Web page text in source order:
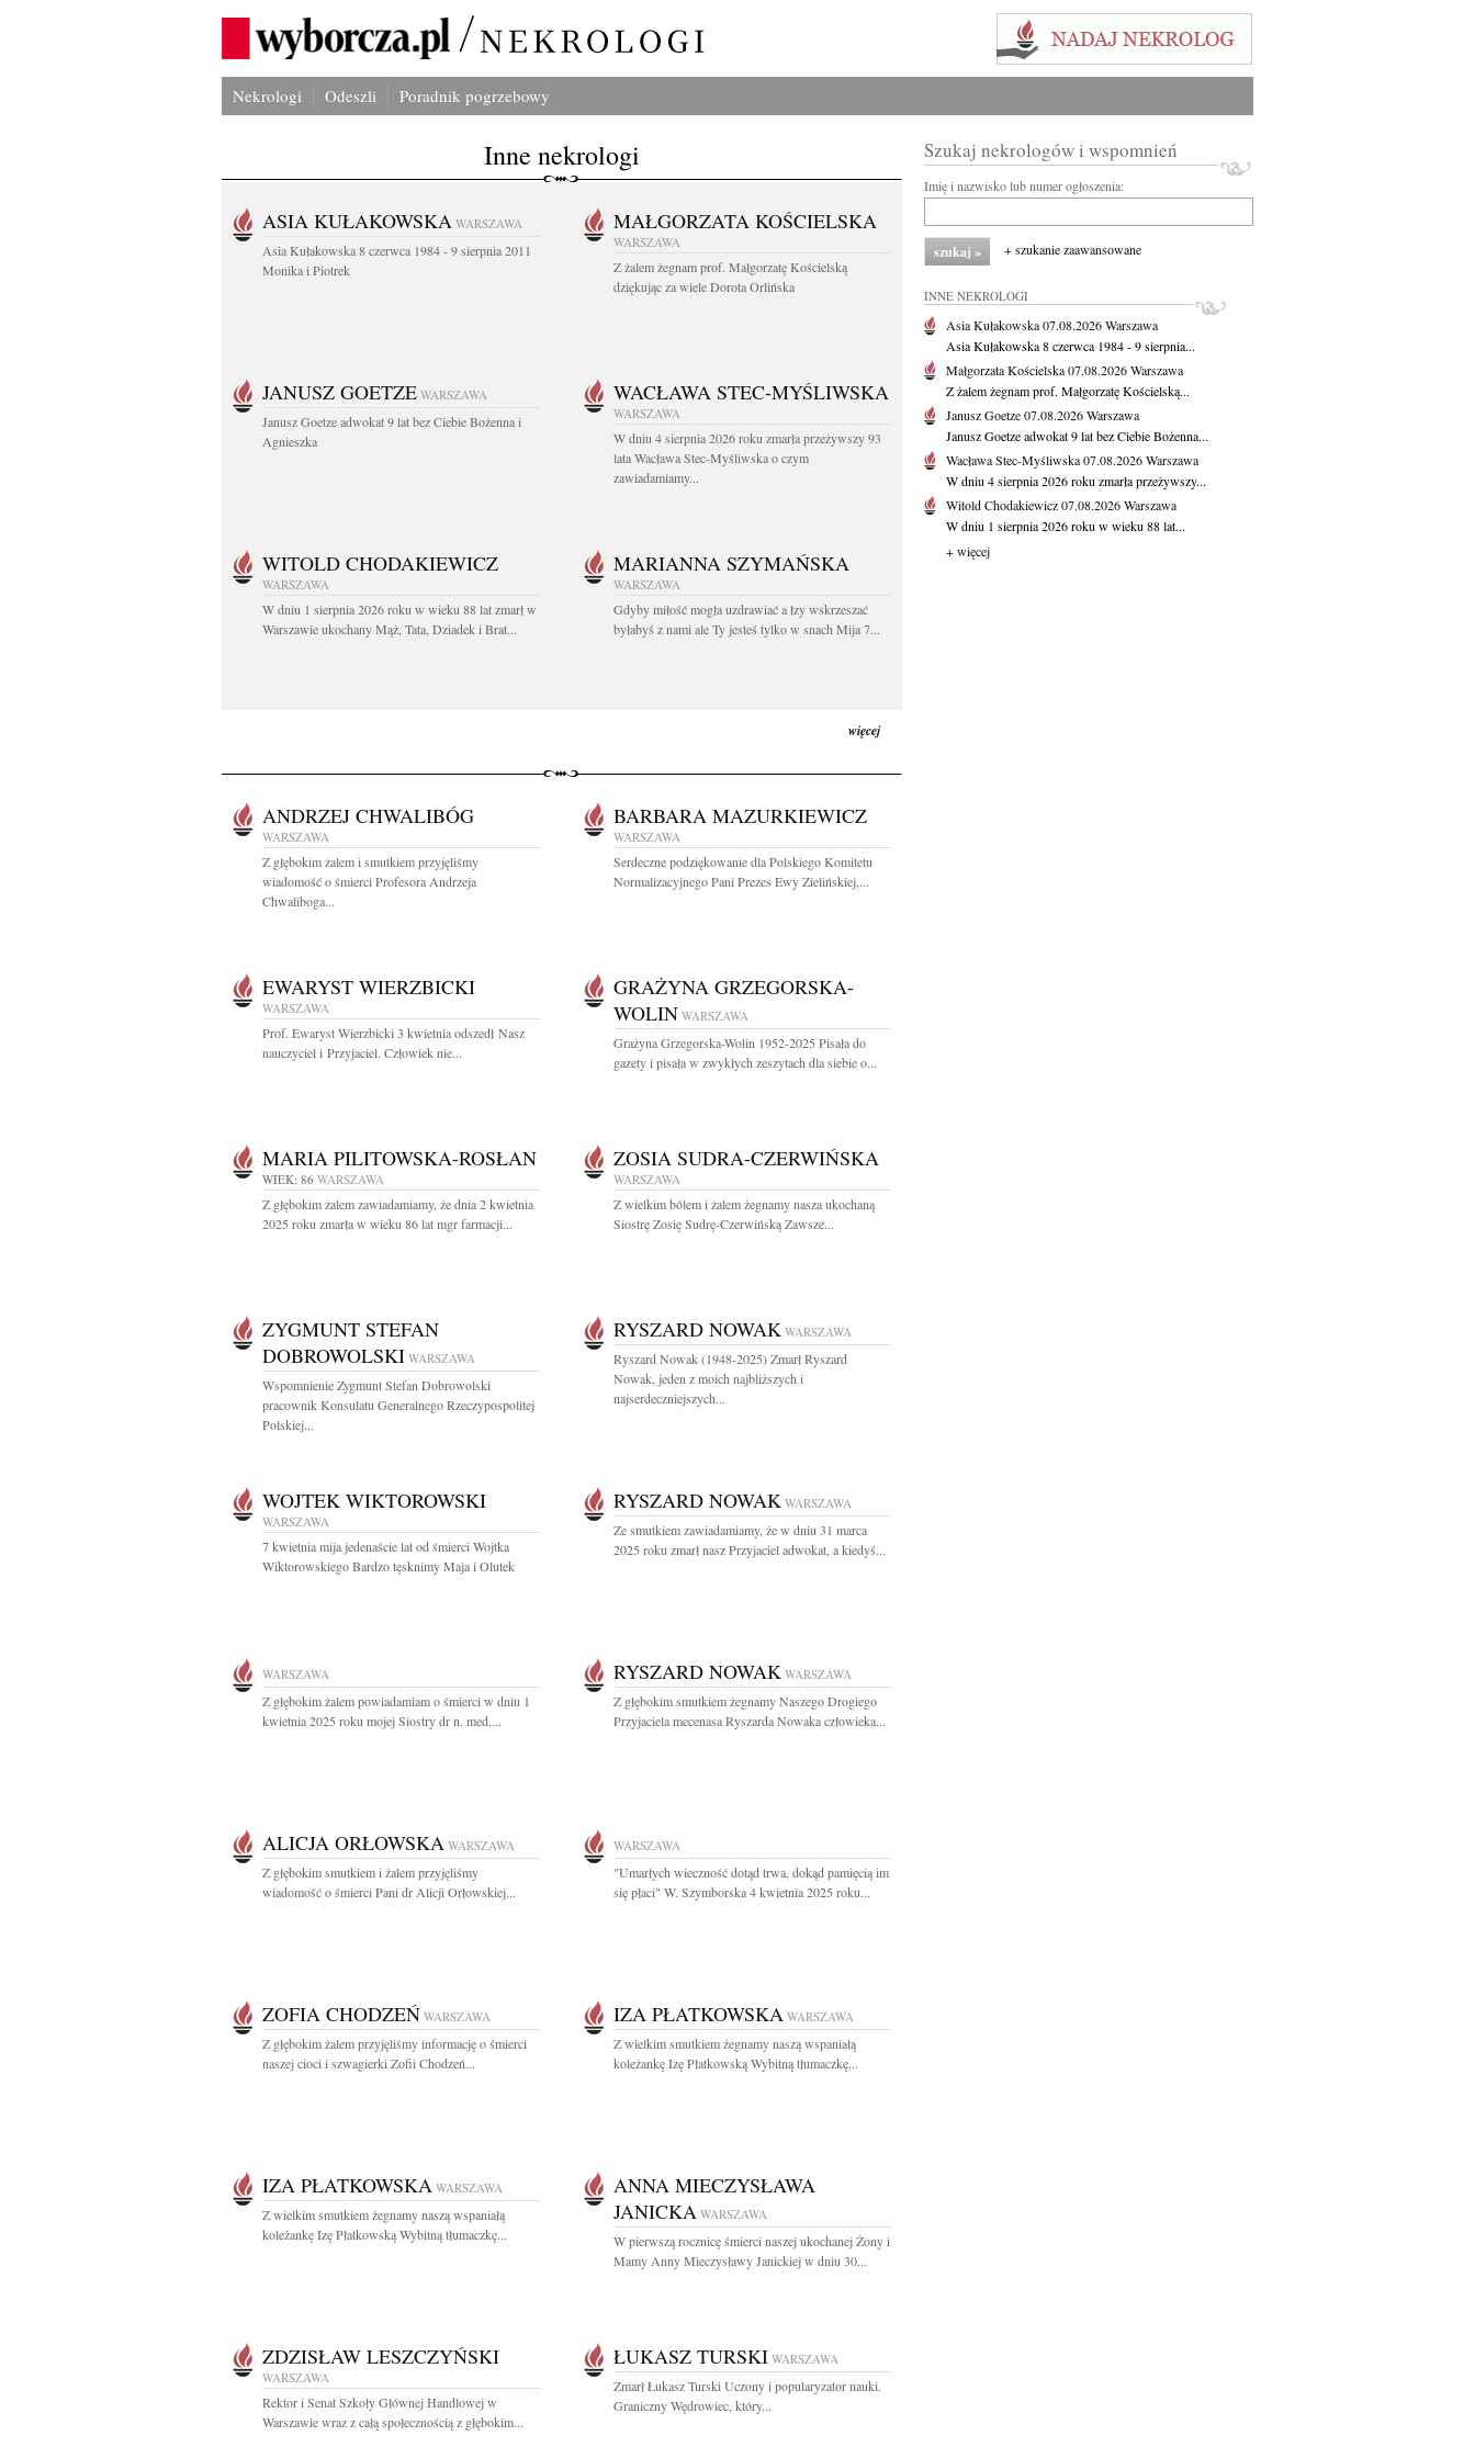
Nekrologi Odeszli Poradnik pogrzebowy
Inne nekrologi
ASIA KUŁAKOWSKA WARSZAWA
Asia Kułakowska 8 czerwca 1984 - 9 sierpnia 2011
Monika i Piotrek
MAŁGORZATA KOŚCIELSKA
WARSZAWA
Z żalem żegnam prof. Małgorzatę Kościelską
dziękując za wiele Dorota Orlińska
JANUSZ GOETZE WARSZAWA
Janusz Goetze adwokat 9 lat bez Ciebie Bożenna i
Agnieszka
WACŁAWA STEC-MYŚLIWSKA
WARSZAWA
W dniu 4 sierpnia 2026 roku zmarła przeżywszy 93
lata Wacława Stec-Myśliwska o czym
zawiadamiamy...
WITOLD CHODAKIEWICZ
WARSZAWA
W dniu 1 sierpnia 2026 roku w wieku 88 lat zmarł w
Warszawie ukochany Mąż, Tata, Dziadek i Brat...
MARIANNA SZYMAŃSKA
WARSZAWA
Gdyby miłość mogła uzdrawiać a łzy wskrzeszać
byłabyś z nami ale Ty jesteś tylko w snach Mija 7...
więcej
ANDRZEJ CHWALIBÓG
WARSZAWA
Z głębokim żalem i smutkiem przyjęliśmy
wiadomość o śmierci Profesora Andrzeja
Chwaliboga...
BARBARA MAZURKIEWICZ
WARSZAWA
Serdeczne podziękowanie dla Polskiego Komitetu
Normalizacyjnego Pani Prezes Ewy Zielińskiej,...
EWARYST WIERZBICKI
WARSZAWA
Prof. Ewaryst Wierzbicki 3 kwietnia odszedł Nasz
nauczyciel i Przyjaciel. Człowiek nie...
GRAŻYNA GRZEGORSKA-
WOLIN WARSZAWA
Grażyna Grzegorska-Wolin 1952-2025 Pisała do
gazety i pisała w zwykłych zeszytach dla siebie o...
MARIA PILITOWSKA-ROSŁAN
WIEK: 86 WARSZAWA
Z głębokim żalem zawiadamiamy, że dnia 2 kwietnia
2025 roku zmarła w wieku 86 lat mgr farmacji...
ZOSIA SUDRA-CZERWIŃSKA
WARSZAWA
Z wielkim bólem i żalem żegnamy nasza ukochaną
Siostrę Zosię Sudrę-Czerwińską Zawsze...
ZYGMUNT STEFAN
DOBROWOLSKI WARSZAWA
Wspomnienie Zygmunt Stefan Dobrowolski
pracownik Konsulatu Generalnego Rzeczypospolitej
Polskiej...
RYSZARD NOWAK WARSZAWA
Ryszard Nowak (1948-2025) Zmarł Ryszard
Nowak, jeden z moich najbliższych i
najserdeczniejszych...
WOJTEK WIKTOROWSKI
WARSZAWA
7 kwietnia mija jedenaście lat od śmierci Wojtka
Wiktorowskiego Bardzo tęsknimy Maja i Olutek
RYSZARD NOWAK WARSZAWA
Ze smutkiem zawiadamiamy, że w dniu 31 marca
2025 roku zmarł nasz Przyjaciel adwokat, a kiedyś...
WARSZAWA
Z głębokim żalem powiadamiam o śmierci w dniu 1
kwietnia 2025 roku mojej Siostry dr n. med....
RYSZARD NOWAK WARSZAWA
Z głębokim smutkiem żegnamy Naszego Drogiego
Przyjaciela mecenasa Ryszarda Nowaka człowieka...
ALICJA ORŁOWSKA WARSZAWA
Z głębokim smutkiem i żalem przyjęliśmy
wiadomość o śmierci Pani dr Alicji Orłowskiej...
WARSZAWA
"Umarłych wieczność dotąd trwa, dokąd pamięcią im
się płaci" W. Szymborska 4 kwietnia 2025 roku...
ZOFIA CHODZEŃ WARSZAWA
Z głębokim żalem przyjęliśmy informację o śmierci
naszej cioci i szwagierki Zofii Chodzeń...
IZA PŁATKOWSKA WARSZAWA
Z wielkim smutkiem żegnamy naszą wspaniałą
koleżankę Izę Płatkowską Wybitną tłumaczkę...
IZA PŁATKOWSKA WARSZAWA
Z wielkim smutkiem żegnamy naszą wspaniałą
koleżankę Izę Płatkowską Wybitną tłumaczkę...
ANNA MIECZYSŁAWA
JANICKA WARSZAWA
W pierwszą rocznicę śmierci naszej ukochanej Żony i
Mamy Anny Mieczysławy Janickiej w dniu 30...
ZDZISŁAW LESZCZYŃSKI
WARSZAWA
Rektor i Senat Szkoły Głównej Handlowej w
Warszawie wraz z całą społecznością z głębokim...
ŁUKASZ TURSKI WARSZAWA
Zmarł Łukasz Turski Uczony i popularyzator nauki.
Graniczny Wędrowiec, który...
Szukaj nekrologów i wspomnień
Imię i nazwisko lub numer ogłoszenia:
+ szukanie zaawansowane
INNE NEKROLOGI
Asia Kułakowska07.08.2026Warszawa
Asia Kułakowska 8 czerwca 1984 - 9 sierpnia...
Małgorzata Kościelska07.08.2026Warszawa
Z żalem żegnam prof. Małgorzatę Kościelską...
Janusz Goetze07.08.2026Warszawa
Janusz Goetze adwokat 9 lat bez Ciebie Bożenna...
Wacława Stec-Myśliwska07.08.2026Warszawa
W dniu 4 sierpnia 2026 roku zmarła przeżywszy...
Witold Chodakiewicz07.08.2026Warszawa
W dniu 1 sierpnia 2026 roku w wieku 88 lat...
+ więcej